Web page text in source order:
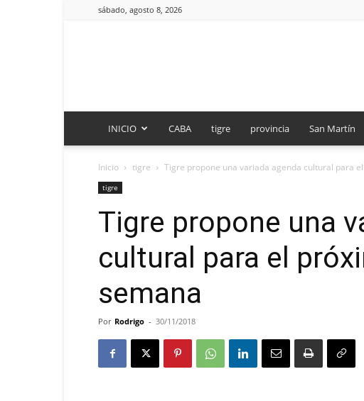
sábado, agosto 8, 2026
INICIO CABA tigre provincia San Martín
Inicio tigre Tigre propone una variada agenda cultural para
tigre
Tigre propone una
cultural para el
semana
Por Rodrigo - 30/11/2018